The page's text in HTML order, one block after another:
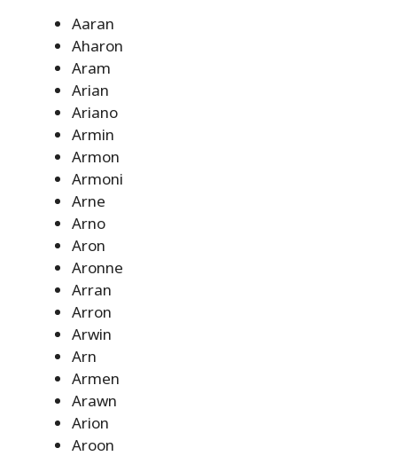
Aaran
Aharon
Aram
Arian
Ariano
Armin
Armon
Armoni
Arne
Arno
Aron
Aronne
Arran
Arron
Arwin
Arn
Armen
Arawn
Arion
Aroon